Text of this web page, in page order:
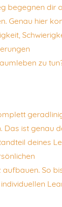
begegnen dir
Genau hier
zu
Das ist genau
deines
So